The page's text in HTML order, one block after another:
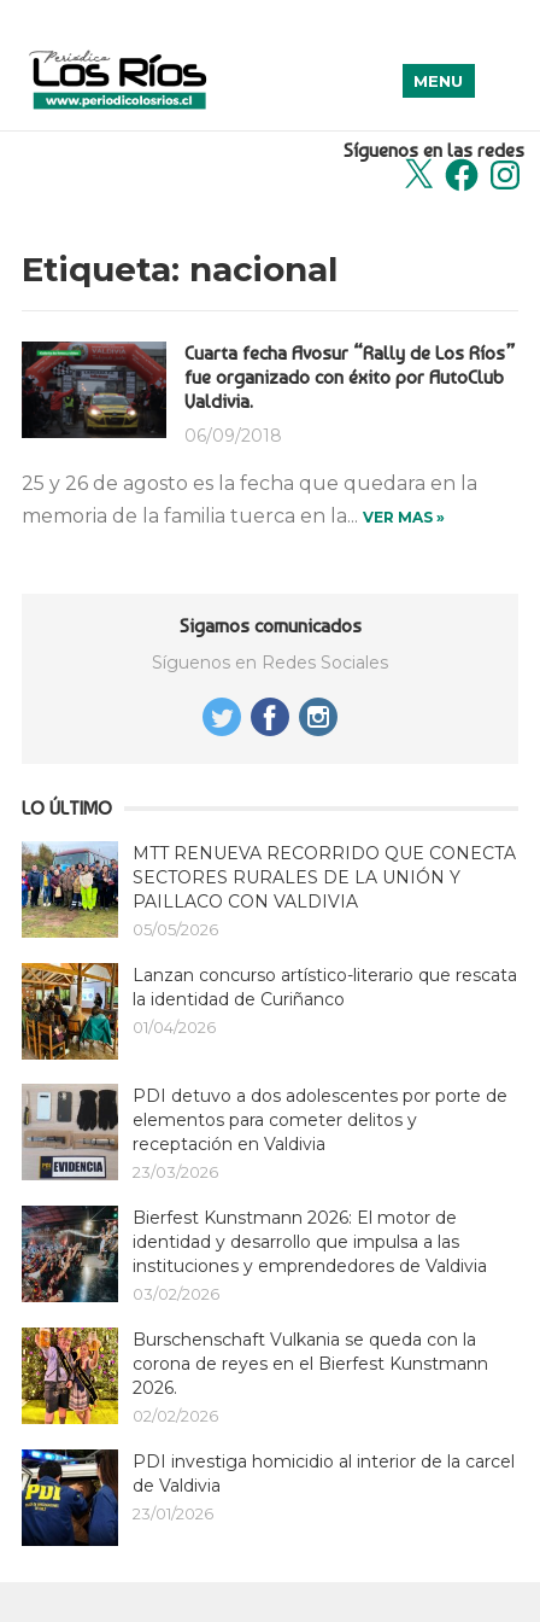
Síguenos en las redes
X Facebook
MENU
Etiqueta: nacional
Cuarta fecha Avosur “Rally de Los Ríos”
fue organizado con éxito por AutoClub
Valdivia.
06/09/2018
25 y 26 de agosto es la fecha que quedara en la
memoria de la familia tuerca en la... VER MAS »
Sigamos comunicados
Síguenos en Redes Sociales
LO ÚLTIMO
MTT RENUEVA RECORRIDO QUE CONECTA
SECTORES RURALES DE LA UNIÓN Y
PAILLACO CON VALDIVIA
05/05/2026
Lanzan concurso artístico-literario que rescata
la identidad de Curiñanco
01/04/2026
PDI detuvo a dos adolescentes por porte de
elementos para cometer delitos y
receptación en Valdivia
23/03/2026
Bierfest Kunstmann 2026: El motor de
identidad y desarrollo que impulsa a las
instituciones y emprendedores de Valdivia
03/02/2026
Burschenschaft Vulkania se queda con la
corona de reyes en el Bierfest Kunstmann
2026.
02/02/2026
PDI investiga homicidio al interior de la carcel
de Valdivia
23/01/2026